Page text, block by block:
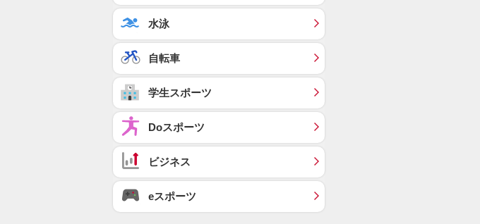
水泳
自転車
学生スポーツ
Doスポーツ
ビジネス
eスポーツ